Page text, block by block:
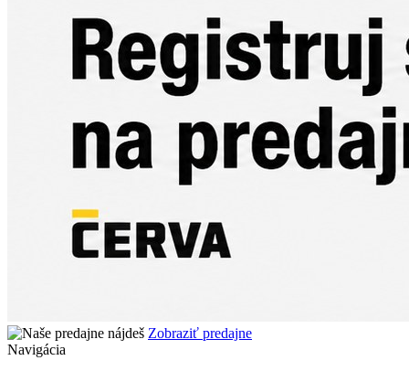
Zobraziť predajne
Navigácia